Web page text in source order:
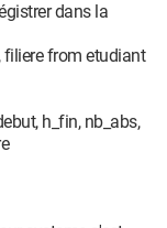
dans la
filiere from etudiant
h_fin, nb_abs,